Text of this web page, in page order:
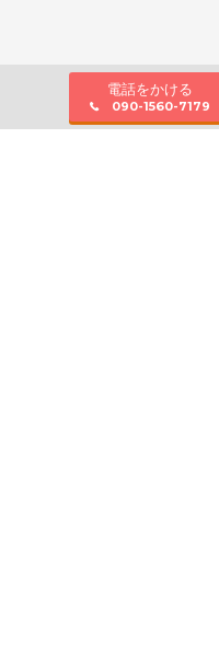
電話をかける
090-1560-7179